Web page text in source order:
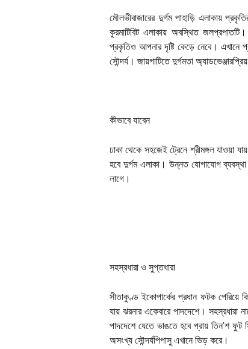
মৌলভীবাজারের দুর্গম পাহাড়ি এলাকায়
কুরমাটিবিট এলাকায় অবস্থিত
প্রকৃতিও আপনার দৃষ্টি কেড়ে নেবে।
সৌন্দর্য। জায়গাটিতে দুর্গমতা
কীভাবে যাবেন
ঢাকা থেকে সহজেই ট্রেনে শ্রীমঙ্গল যাওয়া
হবে দুর্গম এলাকা। উন্নত যোগাযোগ
লাগে।
সহস্রধারা ও সুপ্তধারা
সীতাকুণ্ড ইকোপার্কের প্রধান ফটক
যায় ঝরনার একেবারে পাদদেশে। সহস্রধারা
পাদদেশে যেতে ভাঙতে হবে প্রায় তিন’শ ফুট
অসংখ্য সৌন্দর্যপিপাসু এখানে ভিড় করে।